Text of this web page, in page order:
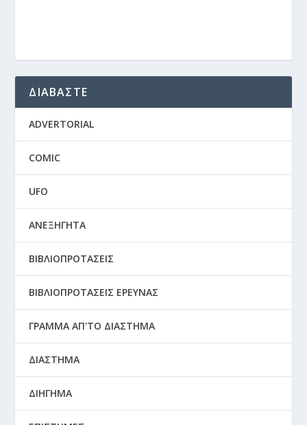
ΔΙΑΒΑΣΤΕ
ADVERTORIAL
COMIC
UFO
ΑΝΕΞΗΓΗΤΑ
ΒΙΒΛΙΟΠΡΟΤΑΣΕΙΣ
ΒΙΒΛΙΟΠΡΟΤΑΣΕΙΣ ΕΡΕΥΝΑΣ
ΓΡΑΜΜΑ ΑΠ'ΤΟ ΔΙΑΣΤΗΜΑ
ΔΙΑΣΤΗΜΑ
ΔΙΗΓΗΜΑ